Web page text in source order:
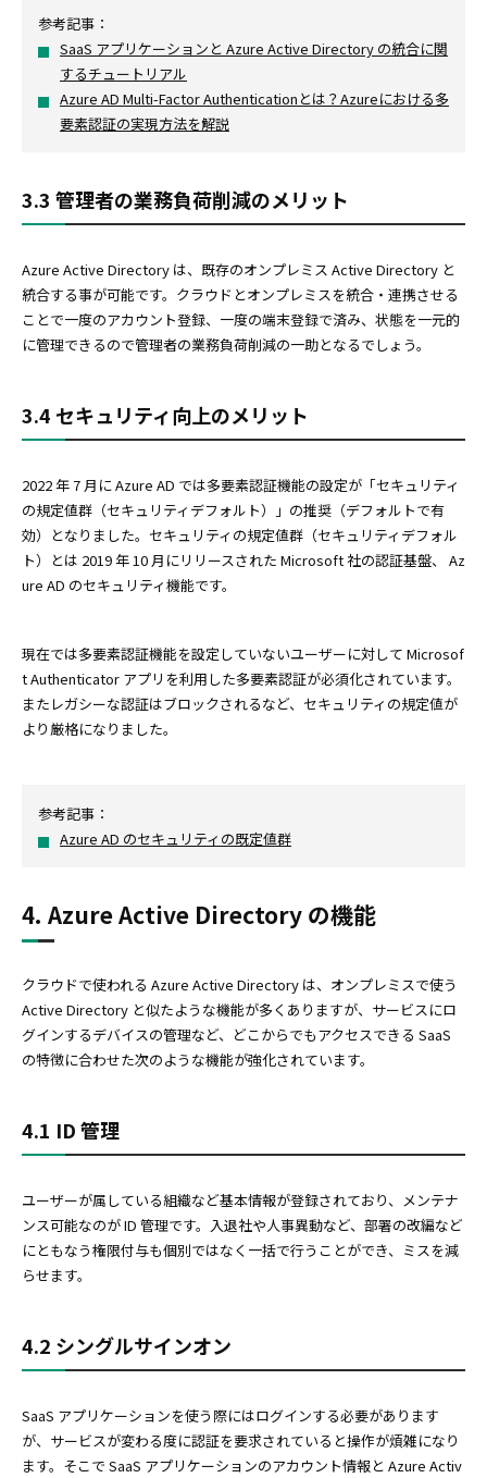
参考記事：
SaaS アプリケーションと Azure Active Directory の統合に関
するチュートリアル
Azure AD Multi-Factor Authenticationとは？Azureにおける多
要素認証の実現方法を解説
3.3 管理者の業務負荷削減のメリット
Azure Active Directory は、既存のオンプレミス Active Directory と
統合する事が可能です。クラウドとオンプレミスを統合・連携させる
ことで一度のアカウント登録、一度の端末登録で済み、状態を一元的
に管理できるので管理者の業務負荷削減の一助となるでしょう。
3.4 セキュリティ向上のメリット
2022 年 7 月に Azure AD では多要素認証機能の設定が「セキュリティ
の規定値群（セキュリティデフォルト）」の推奨（デフォルトで有
効）となりました。セキュリティの規定値群（セキュリティデフォル
ト）とは 2019 年 10 月にリリースされた Microsoft 社の認証基盤、 Az
ure AD のセキュリティ機能です。
現在では多要素認証機能を設定していないユーザーに対して Microsof
t Authenticator アプリを利用した多要素認証が必須化されています。
またレガシーな認証はブロックされるなど、セキュリティの規定値が
より厳格になりました。
参考記事：
Azure AD のセキュリティの既定値群
4. Azure Active Directory の機能
クラウドで使われる Azure Active Directory は、オンプレミスで使う
Active Directory と似たような機能が多くありますが、サービスにロ
グインするデバイスの管理など、どこからでもアクセスできる SaaS
の特徴に合わせた次のような機能が強化されています。
4.1 ID 管理
ユーザーが属している組織など基本情報が登録されており、メンテナ
ンス可能なのが ID 管理です。入退社や人事異動など、部署の改編など
にともなう権限付与も個別ではなく一括で行うことができ、ミスを減
らせます。
4.2 シングルサインオン
SaaS アプリケーションを使う際にはログインする必要があります
が、サービスが変わる度に認証を要求されていると操作が煩雑になり
ます。そこで SaaS アプリケーションのアカウント情報と Azure Activ